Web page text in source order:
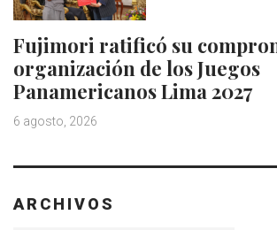
Fujimori ratificó su
organización de los Juegos
Panamericanos Lima 2027
6 agosto, 2026
ARCHIVOS